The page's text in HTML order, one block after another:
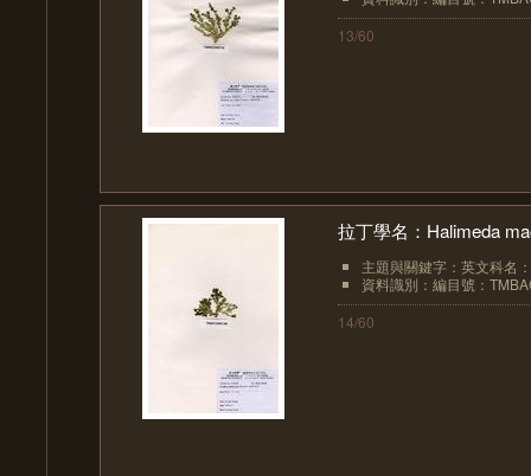
13/60
拉丁學名：Halimeda
主題與關鍵字：英文科名
資料識別：編目號：
14/60